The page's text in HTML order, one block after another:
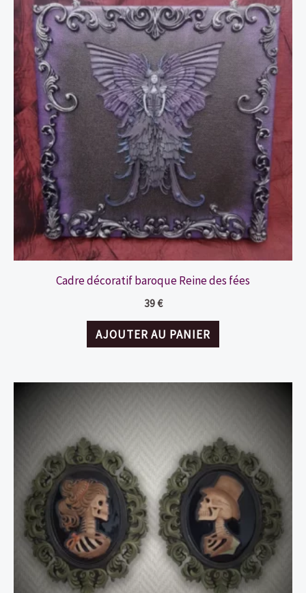
Cadre décoratif baroque Reine des fées
39€
AJOUTER AU PANIER